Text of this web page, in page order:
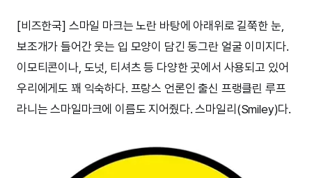
[비즈한국] 스마일 마크는 노란 바탕에 아래위로 길쭉한 눈,
보조개가 들어간 웃는 입 모양이 담긴 동그란 얼굴 이미지다.
이모티콘이나, 도넛, 티셔츠 등 다양한 곳에서 사용되고 있어
우리에게도 꽤 익숙하다. 프랑스 언론인 출신 프랭클린 루프
라니는 스마일마크에 이름도 지어줬다. 스마일리(Smiley)다.